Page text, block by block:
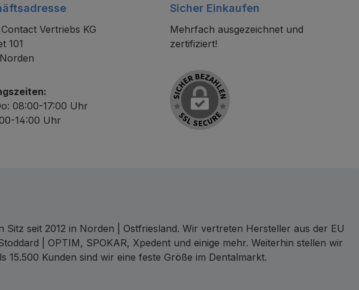
Vertriebs KG
101
08:00-17:00 Uhr
14:00 Uhr
Sicher Einkaufen
Mehrfach ausgezeichnet und
zertifiziert!
seit 2012 in Norden | Ostfriesland. Wir vertreten Hersteller aus der EU
| OPTIM, SPOKAR, Xpedent und einige mehr. Weiterhin stellen wir
Kunden sind wir eine feste Größe im Dentalmarkt.